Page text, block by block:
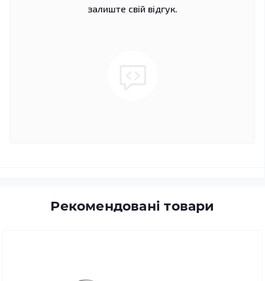
залиште свій відгук.
Рекомендовані товари